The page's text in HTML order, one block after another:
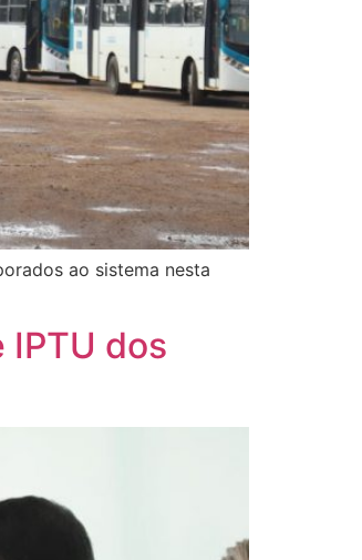
ao sistema nesta
dos